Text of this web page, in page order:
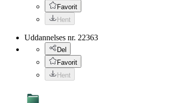
Favorit
Hent
Uddannelses nr. 22363
Del
Favorit
Hent